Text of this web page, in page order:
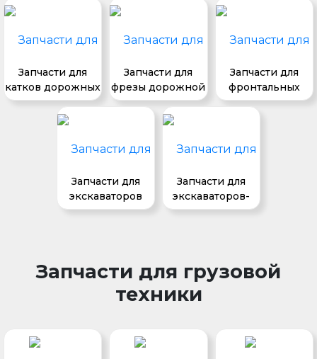
Запчасти для
катков дорожных
Запчасти для
фрезы дорожной
Запчасти для
фронтальных
погрузчиков
Запчасти для
экскаваторов
Запчасти для
экскаваторов-
погрузчиков
Запчасти для грузовой
техники